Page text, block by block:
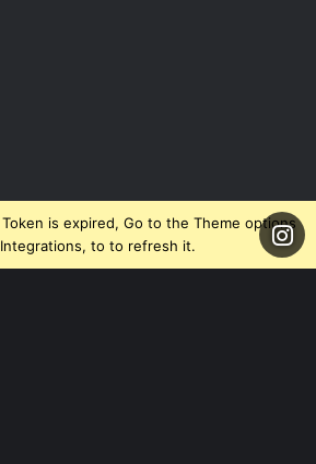
is expired, Go to the Theme options
to to refresh it.